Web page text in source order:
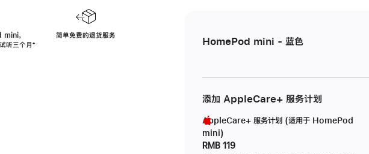
，
听三个月脚
⁺
简单免费的退货服务
HomePod mini - 蓝色
添加 AppleCare+ 服务计划
AppleCare+ 服务计划 (适用于 HomePod
mini)
RMB 119